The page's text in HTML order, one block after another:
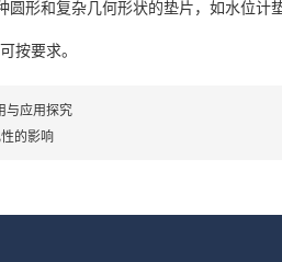
形和复杂几何形状的垫片，如水位计
按要求。
与应用探究
的影响